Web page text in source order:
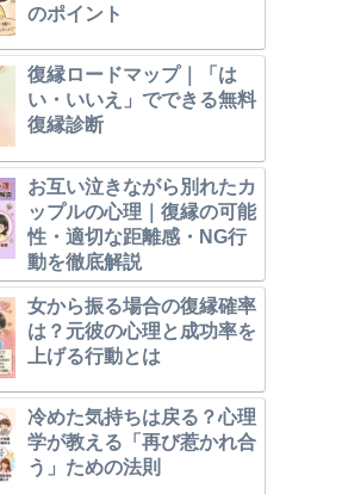
のポイント
復縁ロードマップ｜「は
い・いいえ」でできる無料
復縁診断
お互い泣きながら別れたカ
ップルの心理｜復縁の可能
性・適切な距離感・NG行
動を徹底解説
女から振る場合の復縁確率
は？元彼の心理と成功率を
上げる行動とは
冷めた気持ちは戻る？心理
学が教える「再び惹かれ合
う」ための法則